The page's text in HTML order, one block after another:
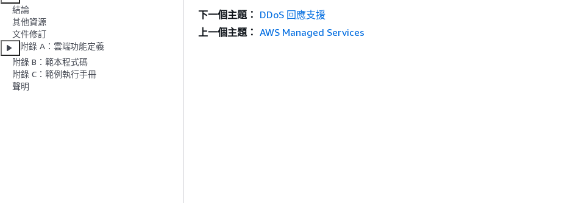
結論
其他資源
文件修訂
附錄 A：雲端功能定義
附錄 B：範本程式碼
附錄 C：範例執行手冊
聲明
下一個主題： DDoS 回應支援
上一個主題： AWS Managed Services